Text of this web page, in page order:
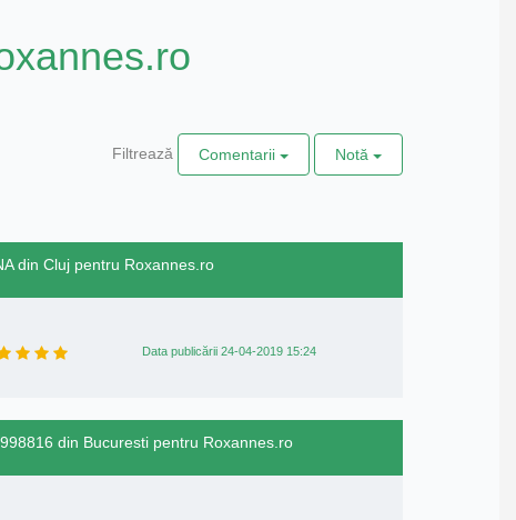
Filtrează Comentarii Notă
din Cluj pentru Roxannes.ro
Data publicării 24-04-2019 15:24
din Bucuresti pentru Roxannes.ro